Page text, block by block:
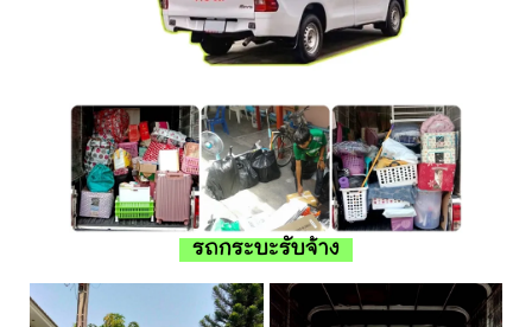
รถกระบะรับจ้าง